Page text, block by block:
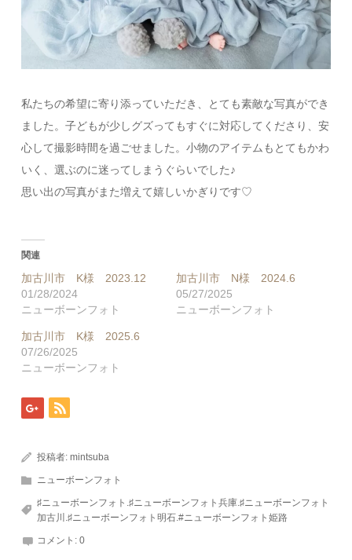
私たちの希望に寄り添っていただき、とても素敵な写真ができ
ました。子どもが少しグズってもすぐに対応してくださり、安
心して撮影時間を過ごせました。小物のアイテムもとてもかわ
いく、選ぶのに迷ってしまうぐらいでした♪
思い出の写真がまた増えて嬉しいかぎりです♡
関連
加古川市 K様 2023.12
01/28/2024
ニューボーンフォト
加古川市 N様 2024.6
05/27/2025
ニューボーンフォト
加古川市 K様 2025.6
07/26/2025
ニューボーンフォト
投稿者:mintsuba
ニューボーンフォト
♯ニューボーンフォト.♯ニューボーンフォト兵庫.♯ニューボーンフォト
加古川.♯ニューボーンフォト明石.#ニューボーンフォト姫路
コメント:0